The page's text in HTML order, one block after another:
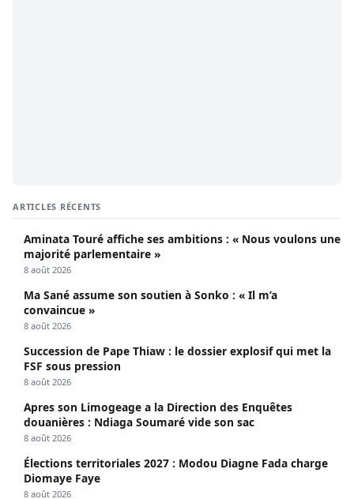
ARTICLES RÉCENTS
Aminata Touré affiche ses ambitions : « Nous voulons une
majorité parlementaire »
8 août 2026
Ma Sané assume son soutien à Sonko : « Il m’a
convaincue »
8 août 2026
Succession de Pape Thiaw : le dossier explosif qui met la
FSF sous pression
8 août 2026
Apres son Limogeage a la Direction des Enquêtes
douanières : Ndiaga Soumaré vide son sac
8 août 2026
Élections territoriales 2027 : Modou Diagne Fada charge
Diomaye Faye
8 août 2026